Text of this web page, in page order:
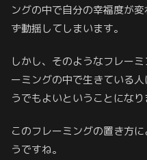
ングの中で自分の幸福度が
ず動揺してしまいます。
しかし、そのようなフレー
ーミングの中で生きている
うでもよいということになり
このフレーミングの置き方
うですね。